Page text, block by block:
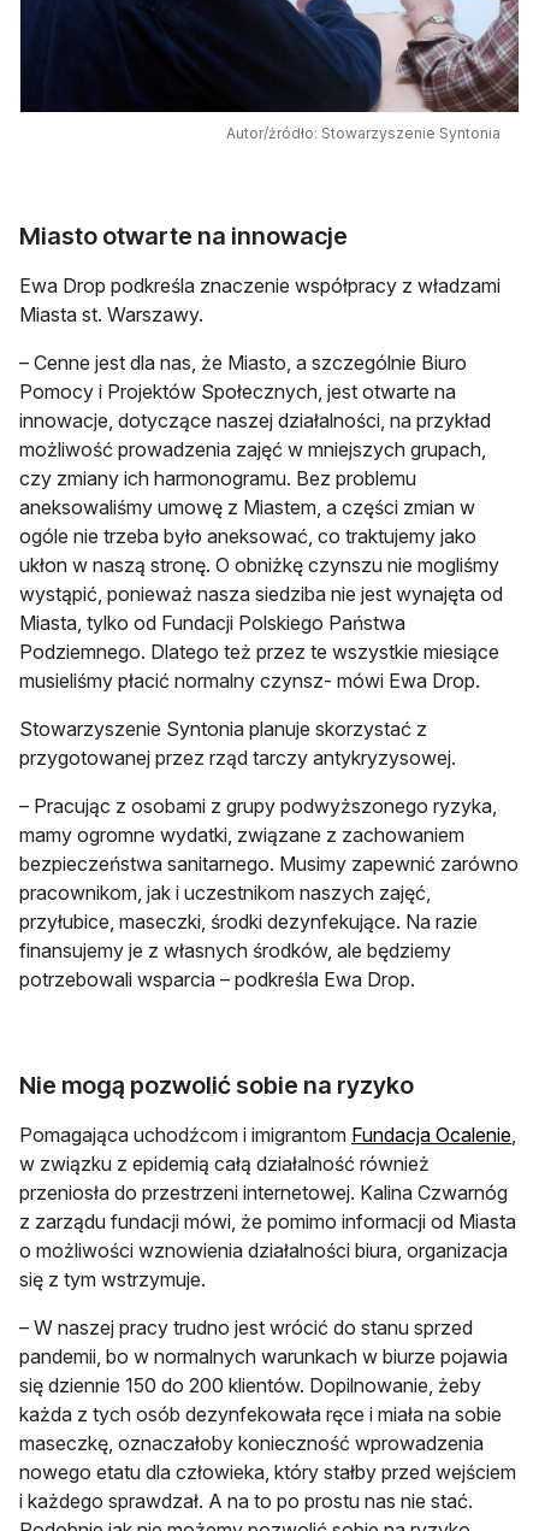
Autor/źródło: Stowarzyszenie Syntonia
Miasto otwarte na innowacje
Ewa Drop podkreśla znaczenie współpracy z władzami
Miasta st. Warszawy.
– Cenne jest dla nas, że Miasto, a szczególnie Biuro
Pomocy i Projektów Społecznych, jest otwarte na
innowacje, dotyczące naszej działalności, na przykład
możliwość prowadzenia zajęć w mniejszych grupach,
czy zmiany ich harmonogramu. Bez problemu
aneksowaliśmy umowę z Miastem, a części zmian w
ogóle nie trzeba było aneksować, co traktujemy jako
ukłon w naszą stronę. O obniżkę czynszu nie mogliśmy
wystąpić, ponieważ nasza siedziba nie jest wynajęta od
Miasta, tylko od Fundacji Polskiego Państwa
Podziemnego. Dlatego też przez te wszystkie miesiące
musieliśmy płacić normalny czynsz- mówi Ewa Drop.
Stowarzyszenie Syntonia planuje skorzystać z
przygotowanej przez rząd tarczy antykryzysowej.
– Pracując z osobami z grupy podwyższonego ryzyka,
mamy ogromne wydatki, związane z zachowaniem
bezpieczeństwa sanitarnego. Musimy zapewnić zarówno
pracownikom, jak i uczestnikom naszych zajęć,
przyłubice, maseczki, środki dezynfekujące. Na razie
finansujemy je z własnych środków, ale będziemy
potrzebowali wsparcia – podkreśla Ewa Drop.
Nie mogą pozwolić sobie na ryzyko
Pomagająca uchodźcom i imigrantom Fundacja Ocalenie,
w związku z epidemią całą działalność również
przeniosła do przestrzeni internetowej. Kalina Czwarnóg
z zarządu fundacji mówi, że pomimo informacji od Miasta
o możliwości wznowienia działalności biura, organizacja
się z tym wstrzymuje.
– W naszej pracy trudno jest wrócić do stanu sprzed
pandemii, bo w normalnych warunkach w biurze pojawia
się dziennie 150 do 200 klientów. Dopilnowanie, żeby
każda z tych osób dezynfekowała ręce i miała na sobie
maseczkę, oznaczałoby konieczność wprowadzenia
nowego etatu dla człowieka, który stałby przed wejściem
i każdego sprawdzał. A na to po prostu nas nie stać.